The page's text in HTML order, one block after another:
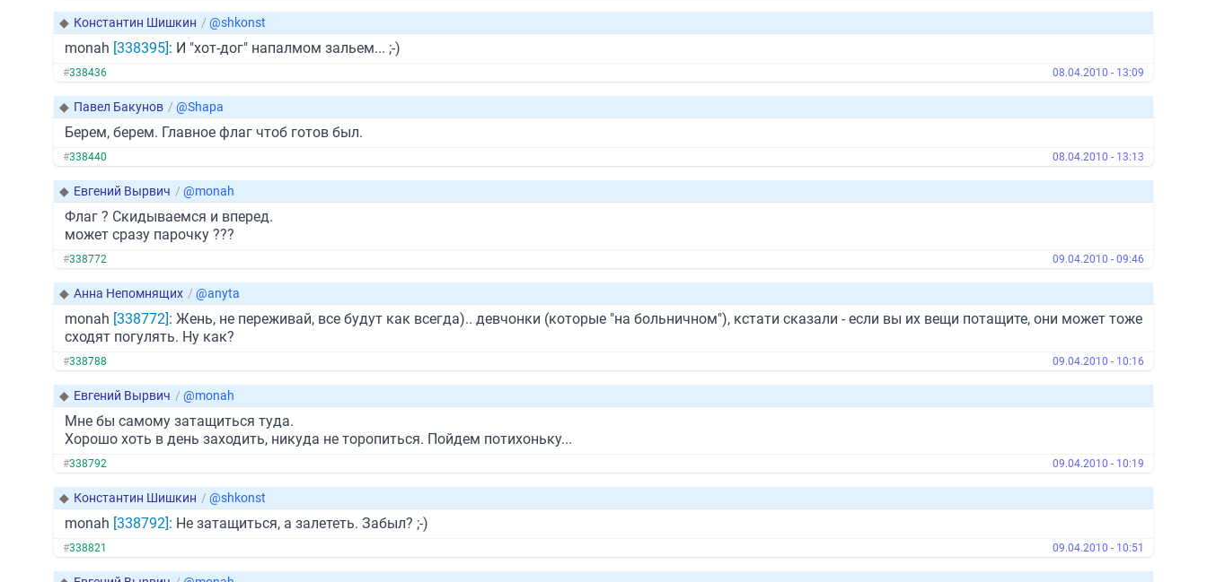
◆ Константин Шишкин / @shkonst
monah [338395]: И "хот-дог" напалмом зальем... ;-)
#338436 08.04.2010 - 13:09
◆ Павел Бакунов / @Shapa
Берем, берем. Главное флаг чтоб готов был.
#338440 08.04.2010 - 13:13
◆ Евгений Вырвич / @monah
Флаг ? Скидываемся и вперед.
может сразу парочку ???
#338772 09.04.2010 - 09:46
◆ Анна Непомнящих / @anyta
monah [338772]: Жень, не переживай, все будут как всегда).. девчонки (которые "на больничном"), кстати сказали - если вы их вещи потащите, они может тоже
сходят погулять. Ну как?
#338788 09.04.2010 - 10:16
◆ Евгений Вырвич / @monah
Мне бы самому затащиться туда.
Хорошо хоть в день заходить, никуда не торопиться. Пойдем потихоньку...
#338792 09.04.2010 - 10:19
◆ Константин Шишкин / @shkonst
monah [338792]: Не затащиться, а залететь. Забыл? ;-)
#338821 09.04.2010 - 10:51